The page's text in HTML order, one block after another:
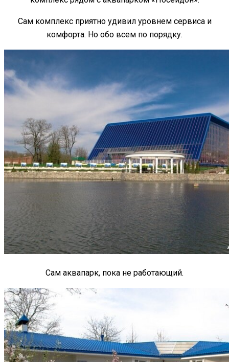
Сам комплекс приятно удивил уровнем сервиса и
комфорта. Но обо всем по порядку.
Сам аквапарк, пока не работающий.